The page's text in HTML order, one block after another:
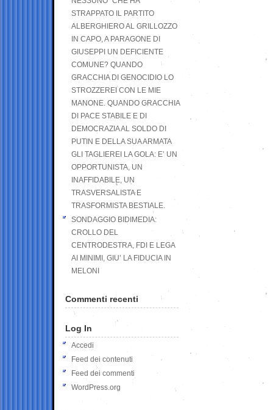
STRAPPATO IL PARTITO
ALBERGHIERO AL GRILLOZZO
IN CAPO, A PARAGONE DI
GIUSEPPI UN DEFICIENTE
COMUNE? QUANDO
GRACCHIA DI GENOCIDIO LO
STROZZEREI CON LE MIE
MANONE. QUANDO GRACCHIA
DI PACE STABILE E DI
DEMOCRAZIA AL SOLDO DI
PUTIN E DELLA SUA ARMATA
GLI TAGLIEREI LA GOLA: E’ UN
OPPORTUNISTA, UN
INAFFIDABILE, UN
TRASVERSALISTA E
TRASFORMISTA BESTIALE.
SONDAGGIO BIDIMEDIA:
CROLLO DEL
CENTRODESTRA, FDI E LEGA
AI MINIMI, GIU’ LA FIDUCIA IN
MELONI
Commenti recenti
Log In
Accedi
Feed dei contenuti
Feed dei commenti
WordPress.org